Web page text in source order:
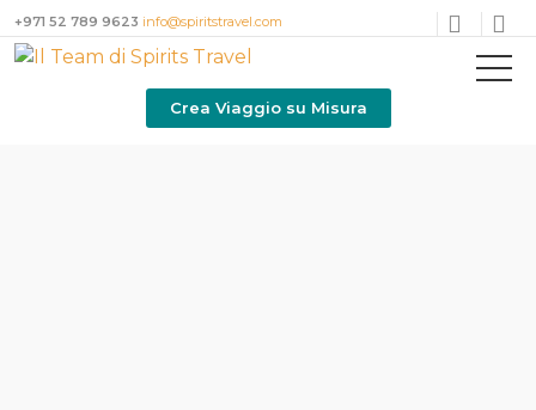
+971 52 789 9623 info@spiritstravel.com
Crea Viaggio su Misura